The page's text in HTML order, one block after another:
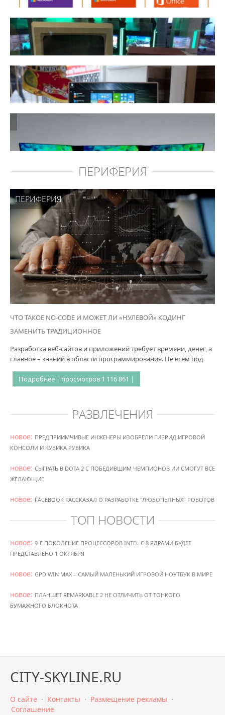
ПЕРИФЕРИЯ
ПЕРИФЕРИЯ
ЧТО ТАКОЕ NO-CODE И МОЖЕТ ЛИ «НУЛЕВОЙ» КОДИНГ
ЗАМЕНИТЬ ТРАДИЦИОННОЕ
Разработка веб-сайтов и приложений требует времени, денег, а
главное – знаний в области программирования. Не всем под
Подробнее | просмотров 1 116 861 |
РАЗВЛЕЧЕНИЯ
новое: ПРЕДПРИИМЧИВЫЕ ИНЖЕНЕРЫ ИЗОБРЕЛИ ГИБРИД ИГРОВОЙ
КОНСОЛИ И КУБИКА РУБИКА
новое: СЫГРАТЬ В DOTA 2 С ПОБЕДИВШИМ ЧЕМПИОНОВ ИИ СМОГУТ ВСЕ
ЖЕЛАЮЩИЕ
новое: FACEBOOK РАССКАЗАЛ О РАЗРАБОТКЕ "ЛЮБОПЫТНЫХ" РОБОТОВ
ТОП НОВОСТИ
новое: 9-Е ПОКОЛЕНИЕ ПРОЦЕССОРОВ INTEL С 8 ЯДРАМИ БУДЕТ
ПРЕДСТАВЛЕНО 1 ОКТЯБРЯ
новое: GPD WIN MAX – САМЫЙ МАЛЕНЬКИЙ ИГРОВОЙ НОУТБУК В МИРЕ
новое: ПЛАНШЕТ REMARKABLE 2 НЕ ОТЛИЧИТЬ ОТ ТОНКОГО
БУМАЖНОГО БЛОКНОТА
CITY-SKYLINE.RU
О сайте · Контакты · Размещение рекламы ·
Соглашение